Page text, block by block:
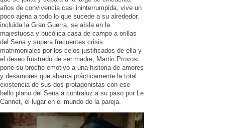
años de convivencia casi ininterrumpida, vive un
poco ajena a todo lo que sucede a su alrededor,
incluida la Gran Guerra, se aísla en la
majestuosa y bucólica casa de campo a orillas
del Sena y supera frecuentes crisis
matrimoniales por los celos justificados de ella y
el deseo frustrado de ser madre, Martin Provost
pone su broche emotivo a una historia de amores
y desamores que abarca prácticamente la total
existencia de sus dos protagonistas con ese
bello plano del Sena a contraluz a su paso por Le
Cannet, el lugar en el mundo de la pareja.